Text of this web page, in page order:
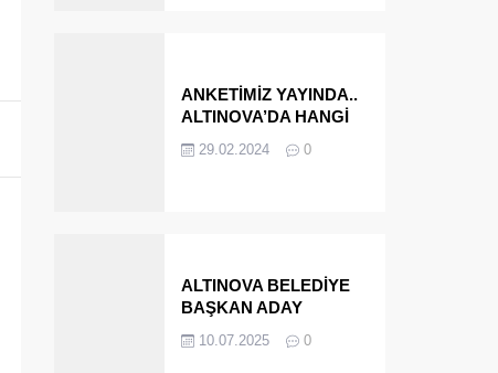
ANKETİMİZ YAYINDA..
ALTINOVA’DA HANGİ
BAŞKANI OLARAK
29.02.2024 0
ALTINOVA BELEDİYE
BAŞKAN ADAY
MÜEBBET ALDI FİRAR
10.07.2025 0